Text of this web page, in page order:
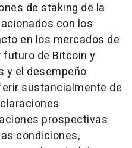
de staking de la
con los
en los mercados de
de Bitcoin y
y el desempeño
sustancialmente de
prospectivas
condiciones,